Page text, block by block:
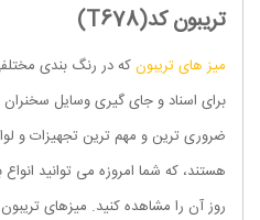
تریبون کد(T678)
میز های تریبونکه در رنگ بندی
ضروری ترین و مهم ترین تجهیزات و
هستند، که شما امروزه می توانید
روز آن را مشاهده کنید. میزهای